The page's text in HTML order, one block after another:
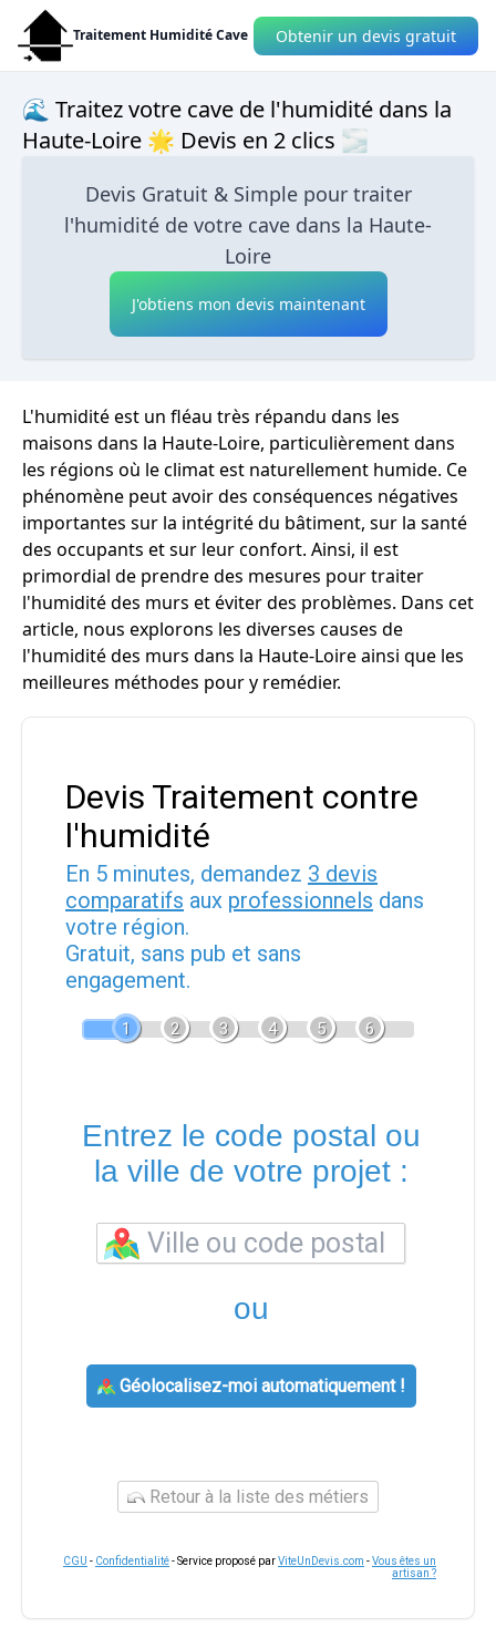
Traitement Humidité Cave Obtenir un devis gratuit
🌊 Traitez votre cave de l'humidité dans la
Haute-Loire 🌟 Devis en 2 clics 🌫
Devis Gratuit & Simple pour traiter
l'humidité de votre cave dans la Haute-
Loire
J'obtiens mon devis maintenant
L'humidité est un fléau très répandu dans les
maisons dans la Haute-Loire, particulièrement dans
les régions où le climat est naturellement humide. Ce
phénomène peut avoir des conséquences négatives
importantes sur la intégrité du bâtiment, sur la santé
des occupants et sur leur confort. Ainsi, il est
primordial de prendre des mesures pour traiter
l'humidité des murs et éviter des problèmes. Dans cet
article, nous explorons les diverses causes de
l'humidité des murs dans la Haute-Loire ainsi que les
meilleures méthodes pour y remédier.
Devis Traitement contre
l'humidité
En 5 minutes, demandez 3 devis
comparatifs aux professionnels dans
votre région.
Gratuit, sans pub et sans
engagement.
1 2 3 4 5 6
Entrez le code postal ou
la ville de votre projet :
ou
Géolocalisez-moi automatiquement !
Retour à la liste des métiers
CGU - Confidentialité- Service proposé parViteUnDevis.com -Vous êtes un
artisan ?